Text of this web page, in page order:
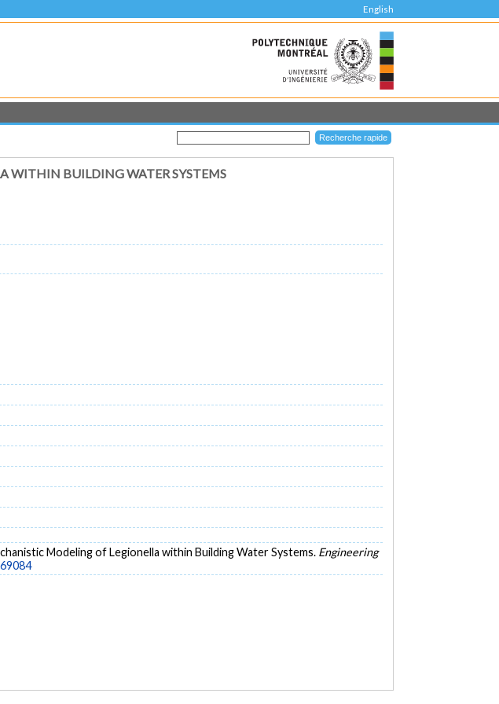
English
WITHIN BUILDING WATER SYSTEMS
Modeling of Legionella within Building Water Systems. Engineering